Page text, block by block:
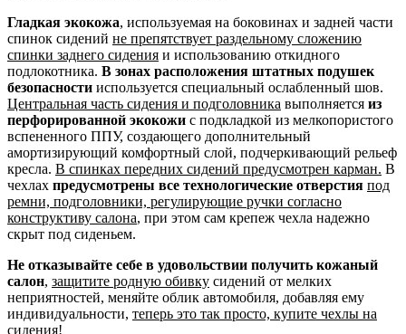
Гладкая экокожа, используемая на боковинах и задней части
спинок сидений не препятствует раздельному сложению
спинки заднего сидения и использованию откидного
подлокотника. В зонах расположения штатных подушек
безопасности используется специальный ослабленный шов.
Центральная часть сидения и подголовника выполняется из
перфорированной экокожи с подкладкой из мелкопористого
вспененного ППУ, создающего дополнительный
амортизирующий комфортный слой, подчеркивающий рельеф
кресла. В спинках передних сидений предусмотрен карман. В
чехлах предусмотрены все технологические отверстия под
ремни, подголовники, регулирующие ручки согласно
конструктиву салона, при этом сам крепеж чехла надежно
скрыт под сиденьем.
Не отказывайте себе в удовольствии получить кожаный
салон, защитите родную обивку сидений от мелких
неприятностей, меняйте облик автомобиля, добавляя ему
индивидуальности, теперь это так просто, купите чехлы на
сидения!